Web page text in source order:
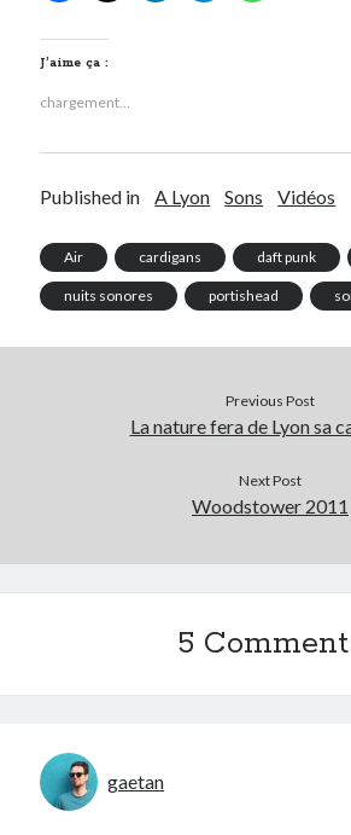
J’aime ça :
chargement…
Published in A Lyon Sons Vidéos
Air cardigans daft punk
nuits sonores portishead
Previous Post
La nature fera de Lyon sa
Next Post
Woodstower 2011
5
gaetan